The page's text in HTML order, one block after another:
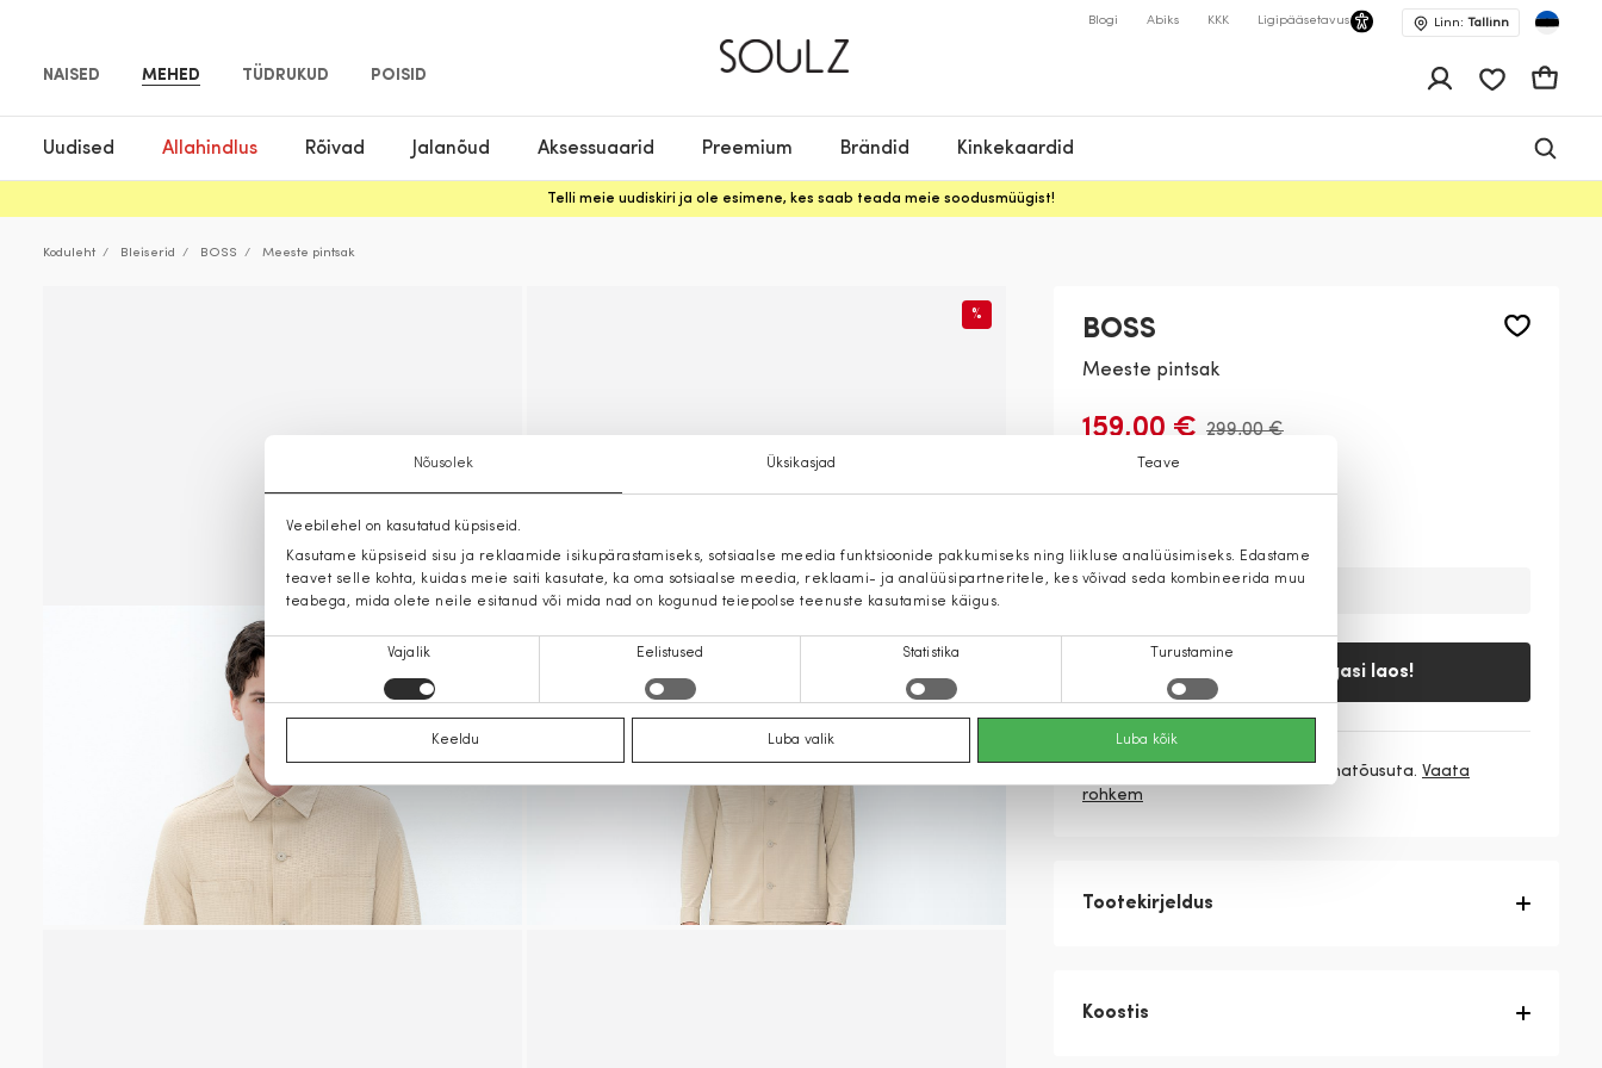
Nõusolek Üksikasjad Teave
Veebilehel on kasutatud küpsiseid.
Kasutame küpsiseid sisu ja reklaamide isikupärastamiseks, sotsiaalse meedia funktsioonide pakkumiseks ning liikluse analüüsimiseks. Edastame
teavet selle kohta, kuidas meie saiti kasutate, ka oma sotsiaalse meedia, reklaami- ja analüüsipartneritele, kes võivad seda kombineerida muu
teabega, mida olete neile esitanud või mida nad on kogunud teiepoolse teenuste kasutamise käigus.
Nõusoleku
Vajalik Eelistused Statistika Turustamine
Keeldu Luba valik Luba kõik
NAISED MEHED TÜDRUKUD POISID
Blogi Abiks KKK Ligipääsetavus Linn: Tallinn
Uudised Allahindlus Rõivad Jalanõud Aksessuaarid Preemium Brändid Kinkekaardid
Telli meie uudiskiri ja ole esimene, kes saab teada meie soodusmüügist!
Koduleht Bleiserid BOSS Meeste pintsak
%
BOSS
Meeste pintsak
159,00 € 299,00 €
Teavita, kui tagasi laos!
/ kuu ilma hinnatõusuta. Vaata
rohkem
Tootekirjeldus
Koostis